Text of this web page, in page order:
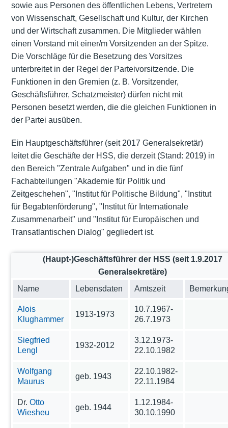
sowie aus Personen des öffentlichen Lebens, Vertretern
von Wissenschaft, Gesellschaft und Kultur, der Kirchen
und der Wirtschaft zusammen. Die Mitglieder wählen
einen Vorstand mit einer/m Vorsitzenden an der Spitze.
Die Vorschläge für die Besetzung des Vorsitzes
unterbreitet in der Regel der Parteivorsitzende. Die
Funktionen in den Gremien (z. B. Vorsitzender,
Geschäftsführer, Schatzmeister) dürfen nicht mit
Personen besetzt werden, die die gleichen Funktionen in
der Partei ausüben.
Ein Hauptgeschäftsführer (seit 2017 Generalsekretär)
leitet die Geschäfte der HSS, die derzeit (Stand: 2019) in
den Bereich "Zentrale Aufgaben" und in die fünf
Fachabteilungen "Akademie für Politik und
Zeitgeschehen", "Institut für Politische Bildung", "Institut
für Begabtenförderung", "Institut für Internationale
Zusammenarbeit" und "Institut für Europäischen und
Transatlantischen Dialog" gegliedert ist.
(Haupt-)Geschäftsführer der HSS (seit 1.9.2017
Generalsekretäre)
Name
Lebensdaten Amtszeit
Alois
Klughammer
1913-1973
10.7.1967-
26.7.1973
Siegfried
Lengl
1932-2012
3.12.1973-
22.10.1982
Wolfgang
Maurus
geb. 1943
22.10.1982-
22.11.1984
Dr.Otto
Wiesheu
geb. 1944
1.12.1984-
30.10.1990